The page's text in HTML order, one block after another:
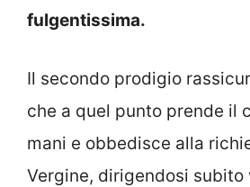
fulgentissima.
Il secondo prodigio
che a quel punto prende il
mani e obbedisce alla
Vergine, dirigendosi subito